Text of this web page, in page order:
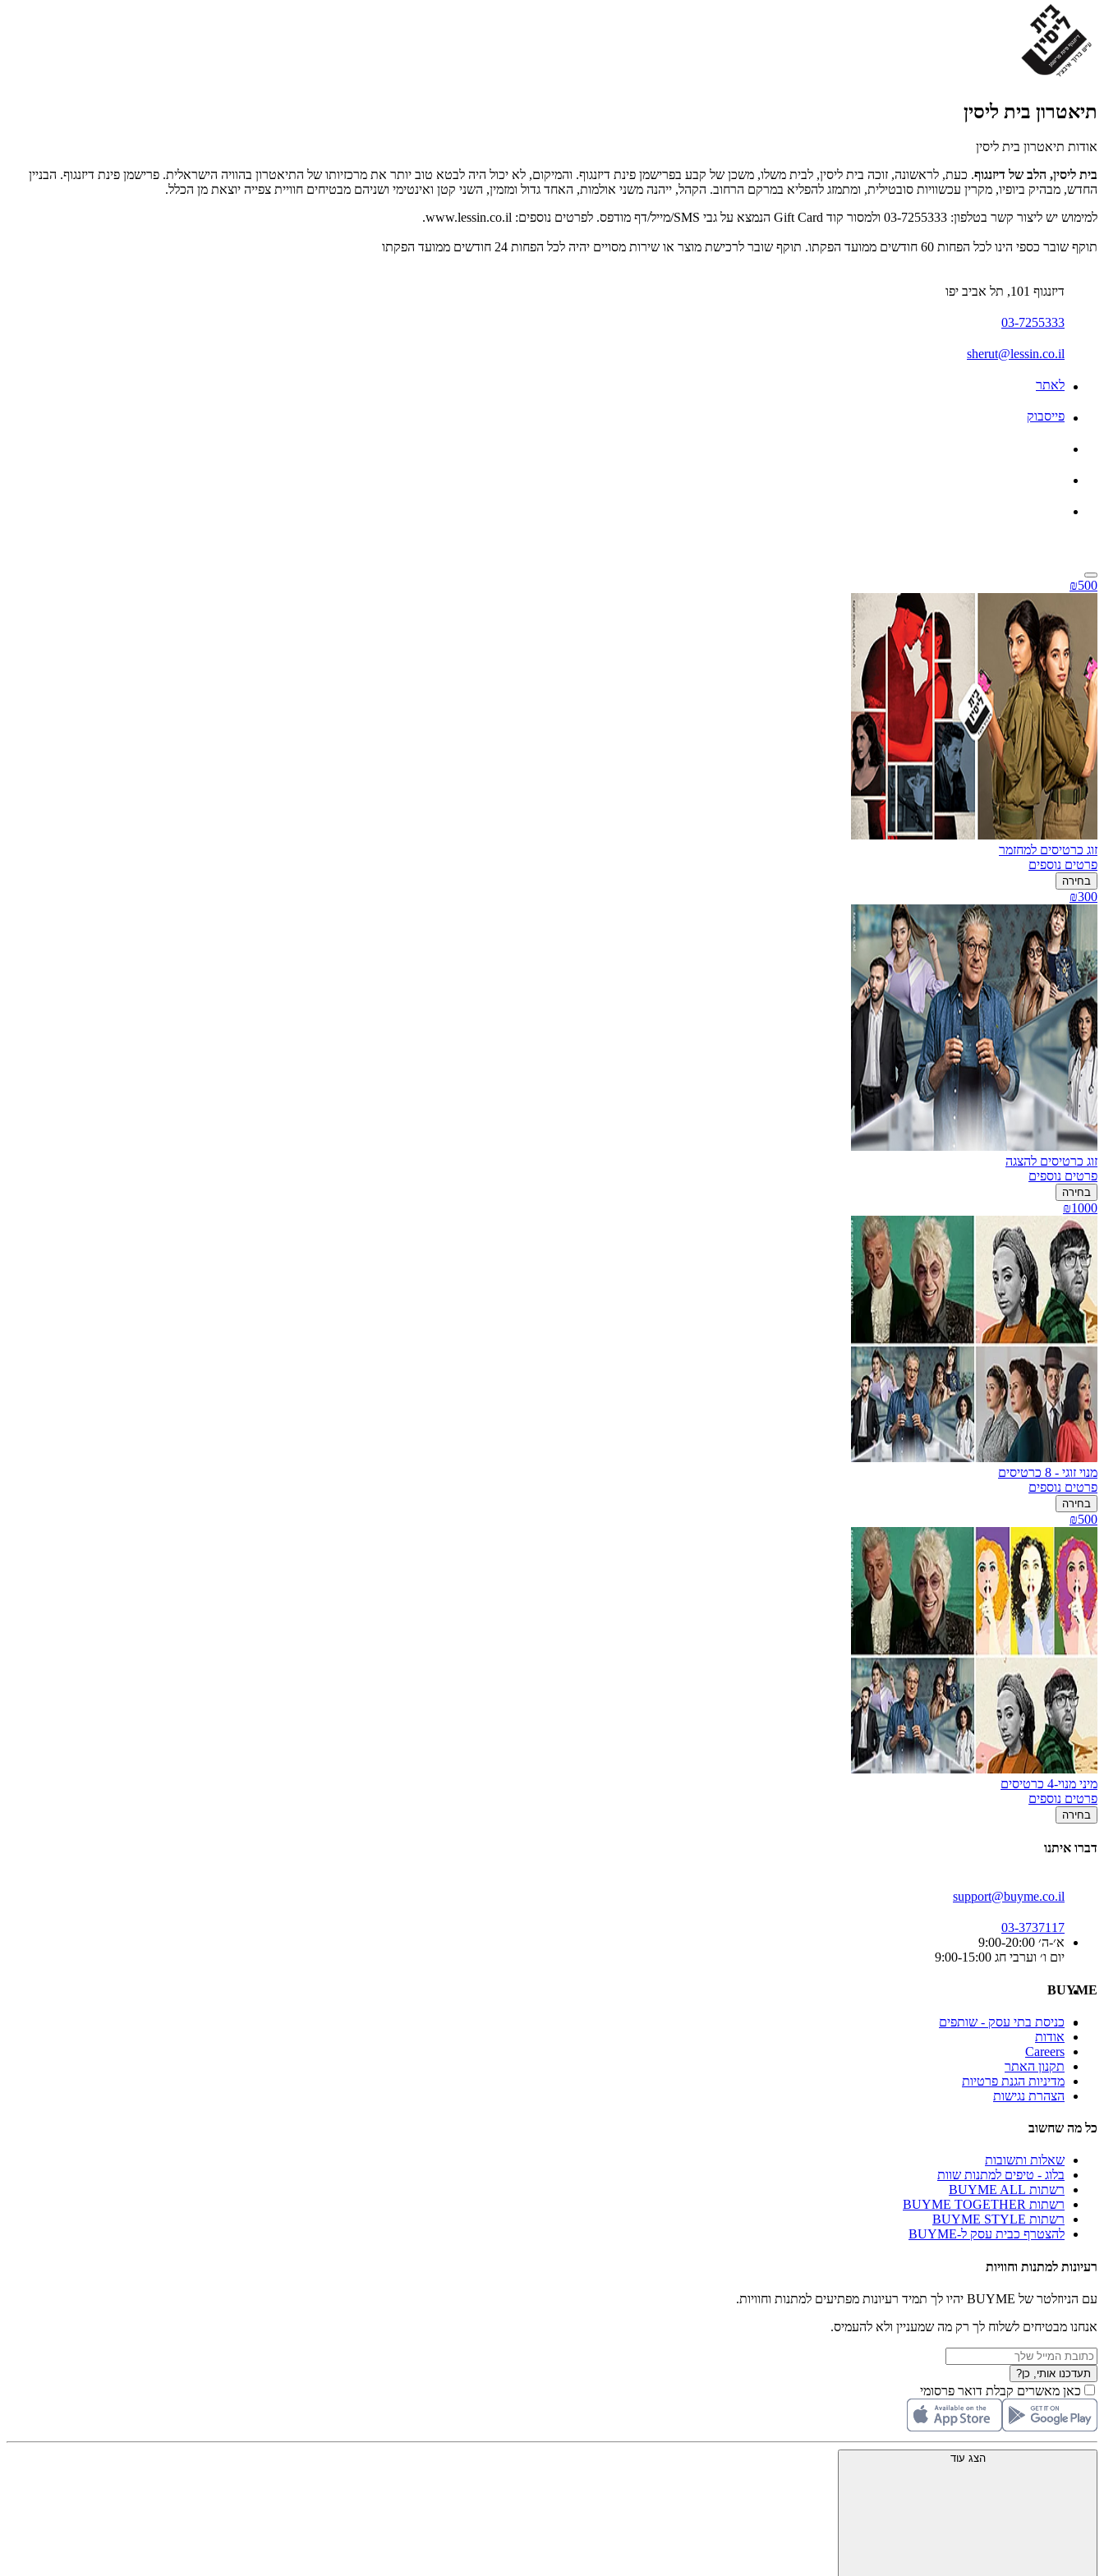
תיאטרון בית ליסין
אודות תיאטרון בית ליסין
בית ליסין, הלב של דיזנגוף. כעת, לראשונה, זוכה בית ליסין, לבית משלו, משכן של קבע בפרישמן פינת דיזנגוף. והמיקום, לא יכול היה לבטא טוב יותר את מרכזיותו של התיאטרון בהוויה הישראלית. פרישמן פינת דיזנגוף. הבניין
החדש, מבהיק ביופיו, מקרין עכשוויות סובטילית, ומתמזג להפליא במרקם הרחוב. הקהל, ייהנה משני אולמות, האחד גדול ומזמין, השני קטן ואינטימי ושניהם מבטיחים חוויית צפייה יוצאת מן הכלל.
למימוש יש ליצור קשר בטלפון: 03-7255333 ולמסור קוד Gift Card הנמצא על גבי SMS/מייל/דף מודפס. לפרטים נוספים: www.lessin.co.il.
תוקף שובר כספי הינו לכל הפחות 60 חודשים ממועד הפקתו. תוקף שובר לרכישת מוצר או שירות מסויים יהיה לכל הפחות 24 חודשים ממועד הפקתו
דיזנגוף 101, תל אביב יפו
03-7255333
sherut@lessin.co.il
לאתר
פייסבוק
₪500
זוג כרטיסים למחזמר
פרטים נוספים
בחירה
₪300
זוג כרטיסים להצגה
פרטים נוספים
בחירה
₪1000
מנוי זוגי - 8 כרטיסים
פרטים נוספים
בחירה
₪500
מיני מנוי-4 כרטיסים
פרטים נוספים
בחירה
דברו איתנו
support@buyme.co.il
03-3737117
א׳-ה׳ 9:00-20:00
יום ו׳ וערבי חג 9:00-15:00
BUYME
כניסת בתי עסק - שותפים
אודות
Careers
תקנון האתר
מדיניות הגנת פרטיות
הצהרת נגישות
כל מה שחשוב
שאלות ותשובות
בלוג - טיפים למתנות שוות
רשתות BUYME ALL
רשתות BUYME TOGETHER
רשתות BUYME STYLE
להצטרף כבית עסק ל-BUYME
רעיונות למתנות וחוויות
עם הניוזלטר של BUYME יהיו לך תמיד רעיונות מפתיעים למתנות וחוויות.
אנחנו מבטיחים לשלוח לך רק מה שמעניין ולא להעמיס.
תעדכנו אותי, כן?
כאן מאשרים קבלת דואר פרסומי
הצג עוד